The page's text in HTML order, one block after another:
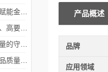
产品概述
品牌
应用领域